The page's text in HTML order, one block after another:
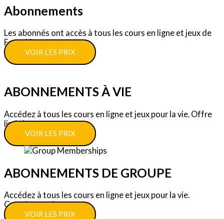
Abonnements
Les abonnés ont accès à tous les cours en ligne et jeux de
FootyLingo.
VOIR LES PRIX
ABONNEMENTS À VIE
Accédez à tous les cours en ligne et jeux pour la vie. Offre
limitée.
VOIR LES PRIX
ABONNEMENTS DE GROUPE
Accédez à tous les cours en ligne et jeux pour la vie.
Grandes remises.
VOIR LES PRIX